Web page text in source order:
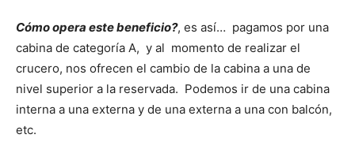
Cómo opera este beneficio?, es así… pagamos por una
cabina de categoría A, y al momento de realizar el
crucero, nos ofrecen el cambio de la cabina a una de
nivel superior a la reservada. Podemos ir de una cabina
interna a una externa y de una externa a una con balcón,
etc.